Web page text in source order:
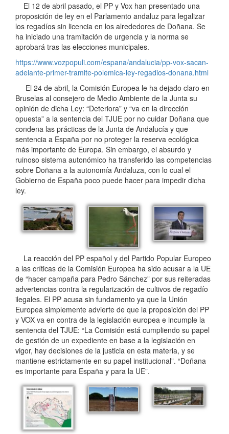
El 12 de abril pasado, el PP y Vox han presentado una
proposición de ley en el Parlamento andaluz para legalizar
los regadíos sin licencia en los alrededores de Doñana. Se
ha iniciado una tramitación de urgencia y la norma se
aprobará tras las elecciones municipales.
https://www.vozpopuli.com/espana/andalucia/pp-vox-sacan-
adelante-primer-tramite-polemica-ley-regadios-donana.html
El 24 de abril, la Comisión Europea le ha dejado claro en
Bruselas al consejero de Medio Ambiente de la Junta su
opinión de dicha Ley: “Deteriora” y “va en la dirección
opuesta” a la sentencia del TJUE por no cuidar Doñana que
condena las prácticas de la Junta de Andalucía y que
sentencia a España por no proteger la reserva ecológica
más importante de Europa. Sin embargo, el absurdo y
ruinoso sistema autonómico ha transferido las competencias
sobre Doñana a la autonomía Andaluza, con lo cual el
Gobierno de España poco puede hacer para impedir dicha
ley.
La reacción del PP español y del Partido Popular Europeo
a las críticas de la Comisión Europea ha sido acusar a la UE
de “hacer campaña para Pedro Sánchez” por sus reiteradas
advertencias contra la regularización de cultivos de regadío
ilegales. El PP acusa sin fundamento ya que la Unión
Europea simplemente advierte de que la proposición del PP
y VOX va en contra de la legislación europea e incumple la
sentencia del TJUE: “La Comisión está cumpliendo su papel
de gestión de un expediente en base a la legislación en
vigor, hay decisiones de la justicia en esta materia, y se
mantiene estrictamente en su papel institucional”. “Doñana
es importante para España y para la UE”.